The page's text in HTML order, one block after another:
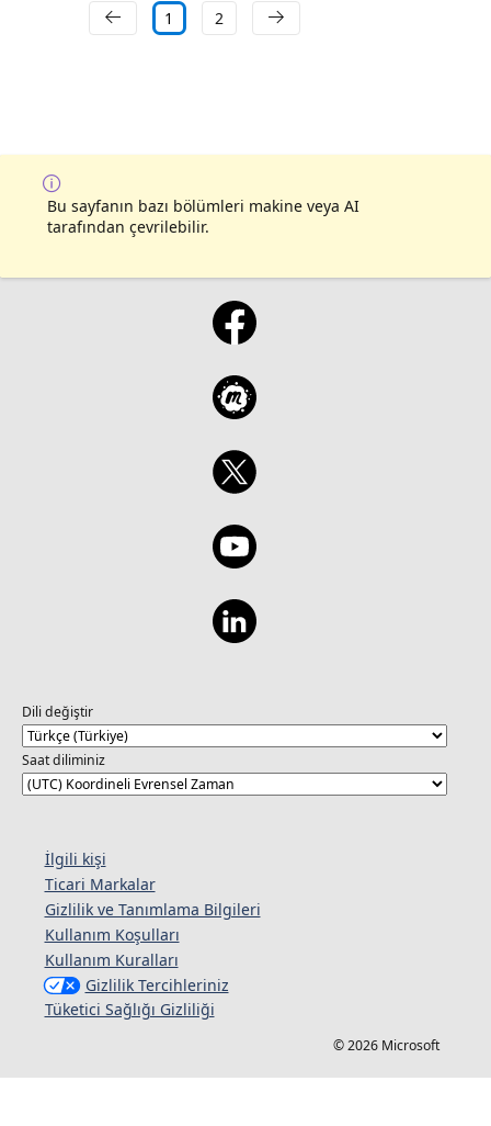
1 2
Bu sayfanın bazı bölümleri makine veya AI
tarafından çevrilebilir.
Dili değiştir
Saat diliminiz
İlgili kişi
Ticari Markalar
Gizlilik ve Tanımlama Bilgileri
Kullanım Koşulları
Kullanım Kuralları
Gizlilik Tercihleriniz
Tüketici Sağlığı Gizliliği
© 2026 Microsoft